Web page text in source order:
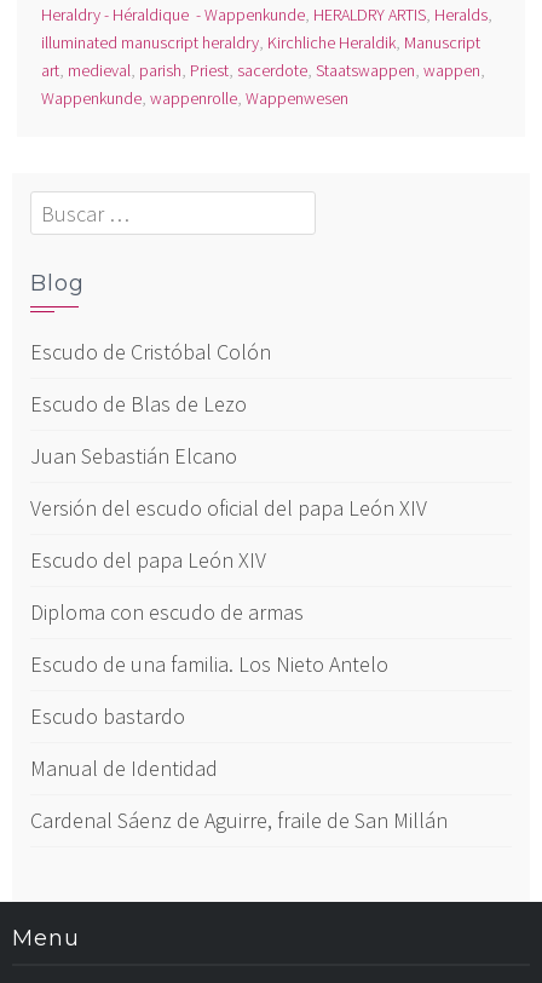
Heraldry - Héraldique - Wappenkunde, HERALDRY ARTIS, Heralds,
illuminated manuscript heraldry, Kirchliche Heraldik, Manuscript
art, medieval, parish, Priest, sacerdote,Staatswappen,wappen,
Wappenkunde,wappenrolle,Wappenwesen
Buscar:
Blog
Escudo de Cristóbal Colón
Escudo de Blas de Lezo
Juan Sebastián Elcano
Versión del escudo oficial del papa León XIV
Escudo del papa León XIV
Diploma con escudo de armas
Escudo de una familia. Los Nieto Antelo
Escudo bastardo
Manual de Identidad
Cardenal Sáenz de Aguirre, fraile de San Millán
Menu